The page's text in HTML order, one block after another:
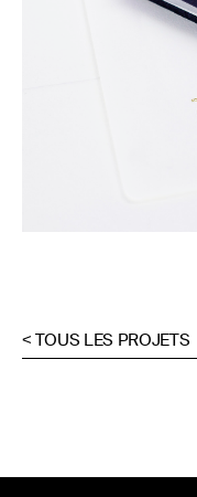
< TOUS LES PROJETS